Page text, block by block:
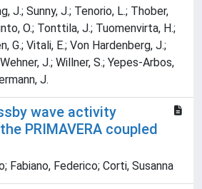
J.; Sunny, J.; Tenorio, L.; Thober,
O.; Tonttila, J.; Tuomenvirta, H.;
G.; Vitali, E.; Von Hardenberg, J.;
J.; Willner, S.; Yepes-Arbos,
J.
wave activity
PRIMAVERA coupled
Fabiano, Federico; Corti, Susanna